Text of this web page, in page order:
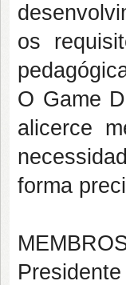
os
O Game
alicerce
forma